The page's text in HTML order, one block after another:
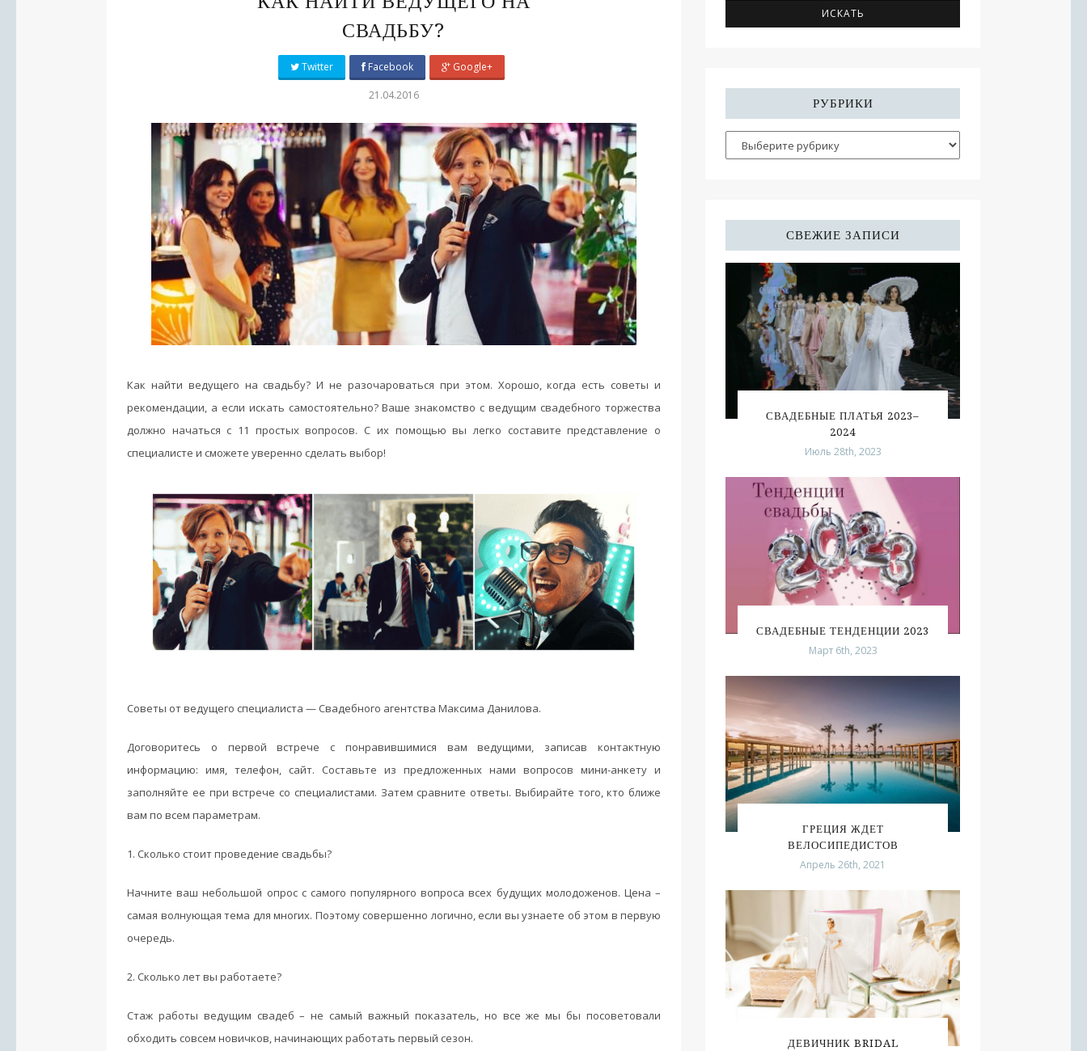
СВАДЬБУ?
Twitter Facebook Google+
21.04.2016
Как найти ведущего на свадьбу? И не разочароваться при этом. Хорошо, когда есть советы и
рекомендации, а если искать самостоятельно? Ваше знакомство с ведущим свадебного торжества
должно начаться с 11 простых вопросов. С их помощью вы легко составите представление о
специалисте и сможете уверенно сделать выбор!
Советы от ведущего специалиста — Свадебного агентства Максима Данилова.
Договоритесь о первой встрече с понравившимися вам ведущими, записав контактную
информацию: имя, телефон, сайт. Составьте из предложенных нами вопросов мини-анкету и
заполняйте ее при встрече со специалистами. Затем сравните ответы. Выбирайте того, кто ближе
вам по всем параметрам.
1. Сколько стоит проведение свадьбы?
Начните ваш небольшой опрос с самого популярного вопроса всех будущих молодоженов. Цена –
самая волнующая тема для многих. Поэтому совершенно логично, если вы узнаете об этом в первую
очередь.
2. Сколько лет вы работаете?
Стаж работы ведущим свадеб – не самый важный показатель, но все же мы бы посоветовали
обходить совсем новичков, начинающих работать первый сезон.
РУБРИКИ
СВЕЖИЕ ЗАПИСИ
СВАДЕБНЫЕ ПЛАТЬЯ 2023–
2024
Июль 28th, 2023
СВАДЕБНЫЕ ТЕНДЕНЦИИ 2023
Март 6th, 2023
ГРЕЦИЯ ЖДЕТ
ВЕЛОСИПЕДИСТОВ
Апрель 26th, 2021
ДЕВИЧНИК BRIDAL